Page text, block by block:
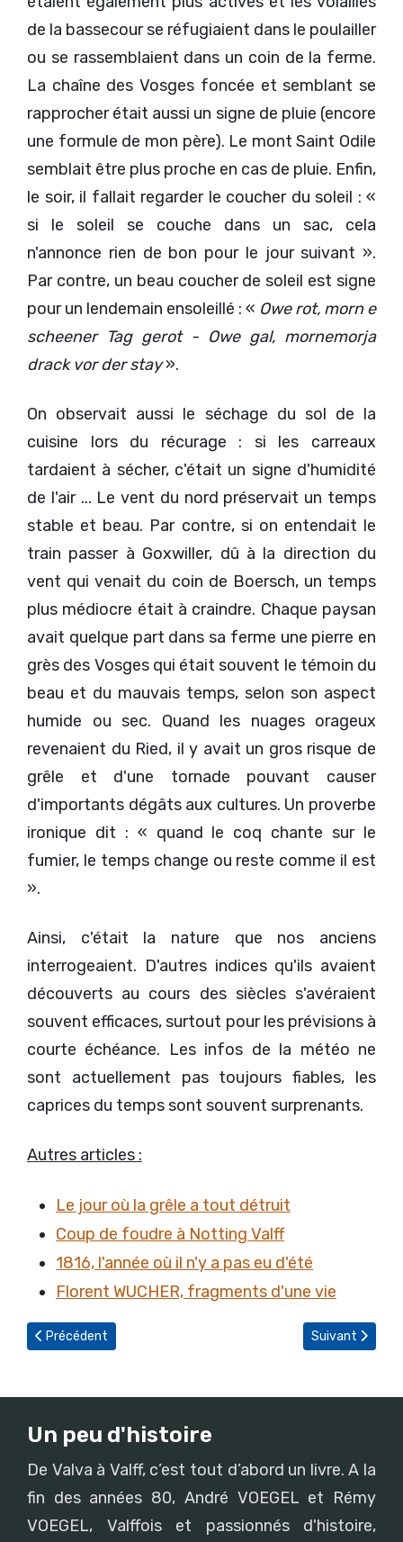
de la bassecour se réfugiaient dans le poulailler
ou se rassemblaient dans un coin de la ferme.
La chaîne des Vosges foncée et semblant se
rapprocher était aussi un signe de pluie (encore
une formule de mon père). Le mont Saint Odile
semblait être plus proche en cas de pluie. Enfin,
le soir, il fallait regarder le coucher du soleil : «
si le soleil se couche dans un sac, cela
n'annonce rien de bon pour le jour suivant ».
Par contre, un beau coucher de soleil est signe
pour un lendemain ensoleillé : « Owe rot, morn e
scheener Tag gerot - Owe gal, mornemorja
drack vor der stay».
On observait aussi le séchage du sol de la
cuisine lors du récurage : si les carreaux
tardaient à sécher, c'était un signe d'humidité
de l'air ... Le vent du nord préservait un temps
stable et beau. Par contre, si on entendait le
train passer à Goxwiller, dû à la direction du
vent qui venait du coin de Boersch, un temps
plus médiocre était à craindre. Chaque paysan
avait quelque part dans sa ferme une pierre en
grès des Vosges qui était souvent le témoin du
beau et du mauvais temps, selon son aspect
humide ou sec. Quand les nuages orageux
revenaient du Ried, il y avait un gros risque de
grêle et d'une tornade pouvant causer
d'importants dégâts aux cultures. Un proverbe
ironique dit : « quand le coq chante sur le
fumier, le temps change ou reste comme il est
».
Ainsi, c'était la nature que nos anciens
interrogeaient. D'autres indices qu'ils avaient
découverts au cours des siècles s'avéraient
souvent efficaces, surtout pour les prévisions à
courte échéance. Les infos de la météo ne
sont actuellement pas toujours fiables, les
caprices du temps sont souvent surprenants.
Autres articles :
Le jour où la grêle a tout détruit
Coup de foudre à Notting Valff
1816, l'année où il n'y a pas eu d'été
Florent WUCHER, fragments d'une vie
Article précédent : Petite histoire de l'automobile en Alsace et
Précédent Article suivant :
Suivant
Un peu d'histoire
De Valva à Valff, c’est tout d’abord un livre. A la
fin des années 80, André VOEGEL et Rémy
VOEGEL, Valffois et passionnés d'histoire,